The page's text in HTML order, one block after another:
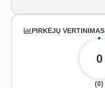
PIRKĖJŲ VERTINIMAS
0
(0)